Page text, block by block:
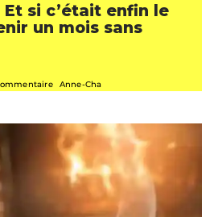
Et si c’était enfin le
un mois sans
Anne-Cha